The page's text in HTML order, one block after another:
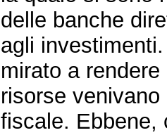
delle banche
agli
mirato a
risorse
fiscale. Ebbene,